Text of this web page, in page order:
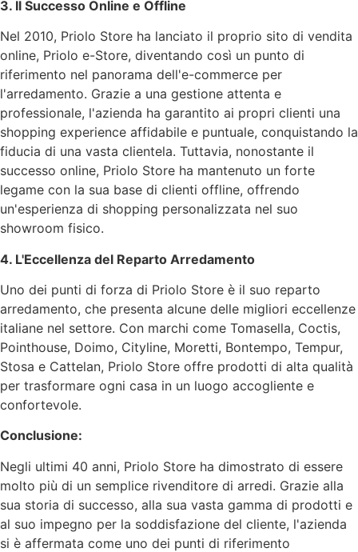
3. Il Successo Online e Offline
Nel 2010, Priolo Store ha lanciato il proprio sito di vendita
online, Priolo e-Store, diventando così un punto di
riferimento nel panorama dell'e-commerce per
l'arredamento. Grazie a una gestione attenta e
professionale, l'azienda ha garantito ai propri clienti una
shopping experience affidabile e puntuale, conquistando la
fiducia di una vasta clientela. Tuttavia, nonostante il
successo online, Priolo Store ha mantenuto un forte
legame con la sua base di clienti offline, offrendo
un'esperienza di shopping personalizzata nel suo
showroom fisico.
4. L'Eccellenza del Reparto Arredamento
Uno dei punti di forza di Priolo Store è il suo reparto
arredamento, che presenta alcune delle migliori eccellenze
italiane nel settore. Con marchi come Tomasella, Coctis,
Pointhouse, Doimo, Cityline, Moretti, Bontempo, Tempur,
Stosa e Cattelan, Priolo Store offre prodotti di alta qualità
per trasformare ogni casa in un luogo accogliente e
confortevole.
Conclusione:
Negli ultimi 40 anni, Priolo Store ha dimostrato di essere
molto più di un semplice rivenditore di arredi. Grazie alla
sua storia di successo, alla sua vasta gamma di prodotti e
al suo impegno per la soddisfazione del cliente, l'azienda
si è affermata come uno dei punti di riferimento